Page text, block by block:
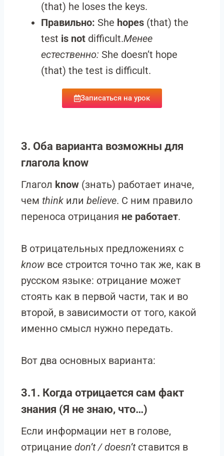
(that) he loses the keys.
Правильно: She hopes (that) the
test is not difficult.Менее
естественно: She doesn’t hope
(that) the test is difficult.
Записаться на урок
3. Оба варианта возможны для
глагола know
Глагол know (знать) работает иначе,
чем think или believe. С ним правило
переноса отрицания не работает.
В отрицательных предложениях с
know все строится точно так же, как в
русском языке: отрицание может
стоять как в первой части, так и во
второй, в зависимости от того, какой
именно смысл нужно передать.
Вот два основных варианта:
3.1. Когда отрицается сам факт
знания (Я не знаю, что…)
Если информации нет в голове,
отрицание don’t / doesn’tставится в